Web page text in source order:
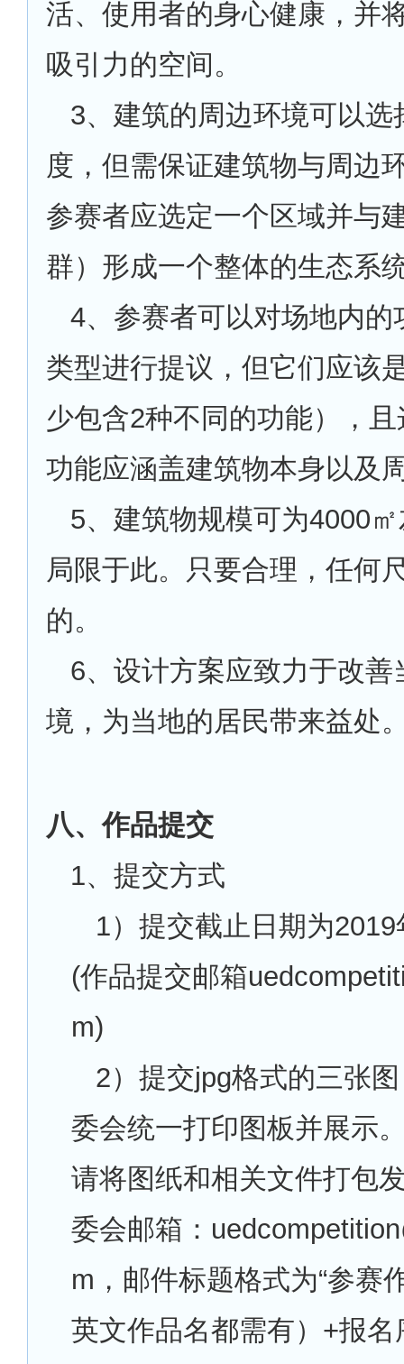
活、使用者的身心健康，并
吸引力的空间。
3、建筑的周边环境可以选
度，但需保证建筑物与周边
参赛者应选定一个区域并与
群）形成一个整体的生态系
4、参赛者可以对场地内的
类型进行提议，但它们应该
少包含2种不同的功能），
功能应涵盖建筑物本身以及
5、建筑物规模可为4000
局限于此。只要合理，任何
的。
6、设计方案应致力于改善
境，为当地的居民带来益处
八、作品提交
1、提交方式
1）提交截止日期为
(作品提交邮箱
m)
2）提交jpg格式的三张
委会统一打印图板并展示
请将图纸和相关文件打包
委会邮箱：
m，邮件标题格式为“参赛
英文作品名都需有）+报名